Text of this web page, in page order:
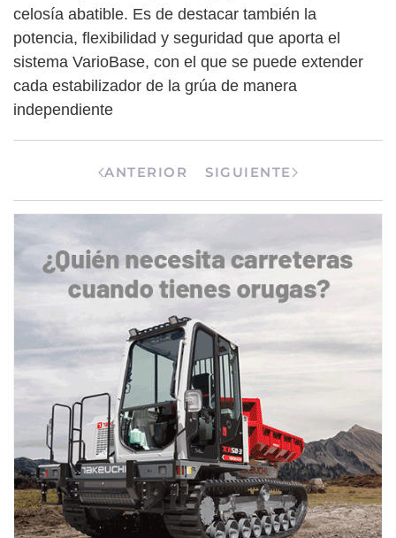
celosía abatible. Es de destacar también la
potencia, flexibilidad y seguridad que aporta el
sistema VarioBase, con el que se puede extender
cada estabilizador de la grúa de manera
independiente
ANTERIOR SIGUIENTE